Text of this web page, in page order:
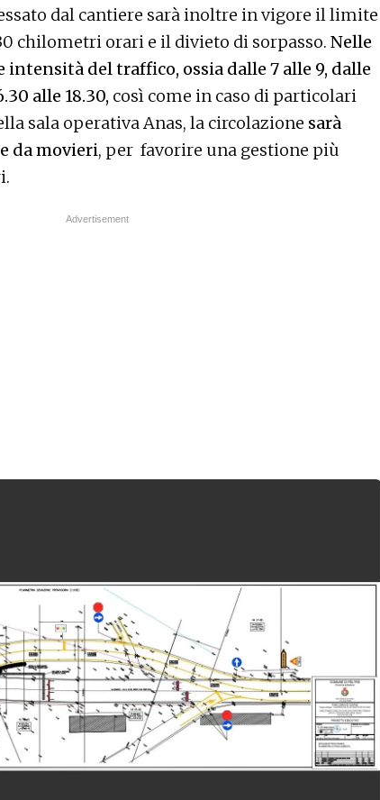
dal cantiere sarà inoltre in vigore il limite
chilometri orari e il divieto di sorpasso. Nelle
intensità del traffico, ossia dalle 7 alle 9, dalle
alle 18.30, così come in caso di particolari
sala operativa Anas, la circolazione sarà
da movieri, per favorire una gestione più